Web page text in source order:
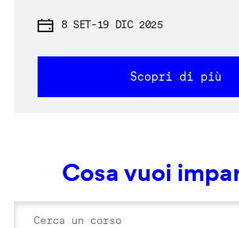
8 SET-19 DIC 2025
Scopri di più
Cosa vuoi